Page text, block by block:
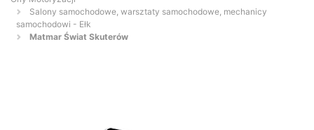
Salony samochodowe, warsztaty samochodowe, mechanicy
samochodowi - Ełk
Matmar Świat Skuterów